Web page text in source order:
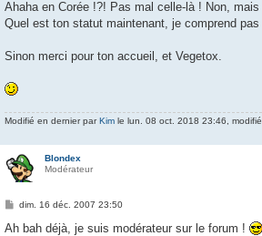
s
a
Ahaha en Corée !?! Pas mal celle-là ! Non,
Quel est ton statut maintenant, je comprend pas
Sinon merci pour ton accueil, et Vegetox.
Modifié en dernier parKim le lun. 08 oct. 2018 23:46, modifié
Blondex
Modérateur
M
s
dim. 16 déc. 2007 23:50
Ah bah déjà, je suis modérateur sur le forum !